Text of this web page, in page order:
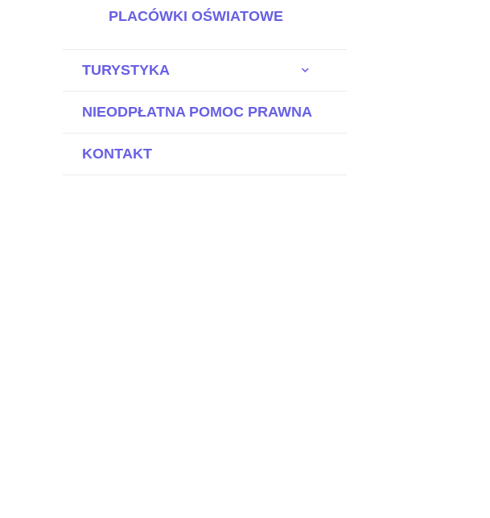
PLACÓWKI OŚWIATOWE
TURYSTYKA
NIEODPŁATNA POMOC PRAWNA
KONTAKT